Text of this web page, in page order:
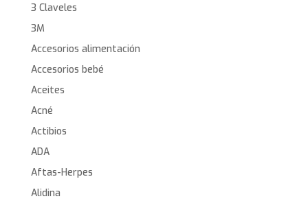
3 Claveles
3M
Accesorios alimentación
Accesorios bebé
Aceites
Acné
Actibios
ADA
Aftas-Herpes
Alidina